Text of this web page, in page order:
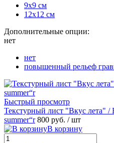
9х9 см
12х12 см
Дополнительные опции:
нет
нет
повышенный рельеф
Быстрый просмотр
Текстурный лист "Вкус лета" /
summer“r 800 руб. / шт
В корзину